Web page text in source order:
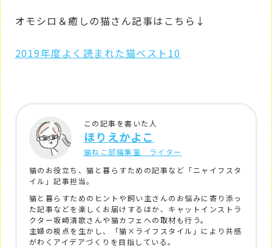
オモシロ＆癒しの猫さん記事はこちら↓
2019年度よく読まれた猫ベスト10
この記事を書いた人
ほりえかよこ
猫ねこ部編集室 ライター
猫のお役立ち、猫と暮らすための記事など「ニャイフスタ
イル」記事担当。
猫と暮らすためのヒントや飼い主さんのお悩みに寄り添っ
た記事などを楽しくお届けするほか、キャットインストラ
クター坂崎清歌さんや猫カフェへの取材も行う。
主婦の視点を生かし、「猫×ライフスタイル」により共感
がわくアイデアづくりを目指している。